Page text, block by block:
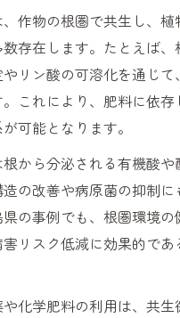
作物の根圏で共生し、植
存在します。たとえば、
リン酸の可溶化を通じて
これにより、肥料に依存
可能となります。
から分泌される有機酸や
の改善や病原菌の抑制に
の事例でも、根圏環境の
リスク低減に効果的であ
化学肥料の利用は、共生